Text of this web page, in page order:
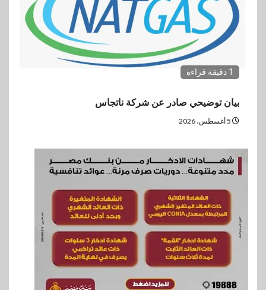
1 دقيقة قراءة
بيان توضيحي صادر عن شركة ناتجاس